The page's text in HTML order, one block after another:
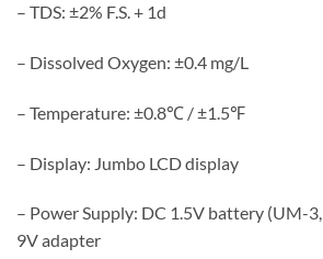
– TDS: ±2% F.S. + 1d
– Dissolved Oxygen: ±0.4 mg/L
– Temperature: ±0.8℃ / ±1.5℉
– Display: Jumbo LCD display
– Power Supply: DC 1.5V battery (UM-
9V adapter